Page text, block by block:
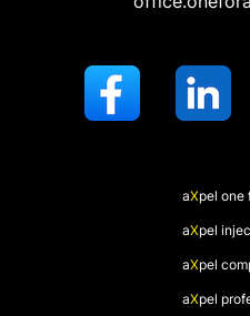
aXpel one
aXpel
aXpel
aXpel